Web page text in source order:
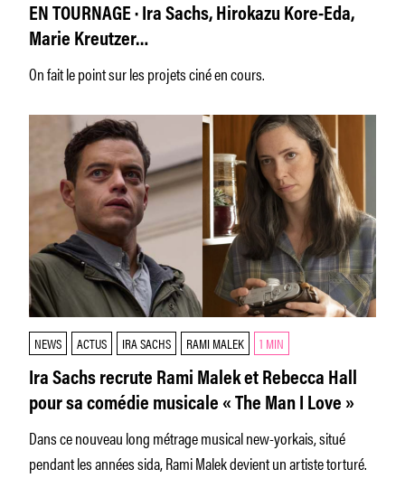
EN TOURNAGE · Ira Sachs, Hirokazu Kore-Eda,
Marie Kreutzer…
On fait le point sur les projets ciné en cours.
NEWS ACTUS IRA SACHS RAMI MALEK 1 MIN
Ira Sachs recrute Rami Malek et Rebecca Hall
pour sa comédie musicale « The Man I Love »
Dans ce nouveau long métrage musical new-yorkais, situé
pendant les années sida, Rami Malek devient un artiste torturé.